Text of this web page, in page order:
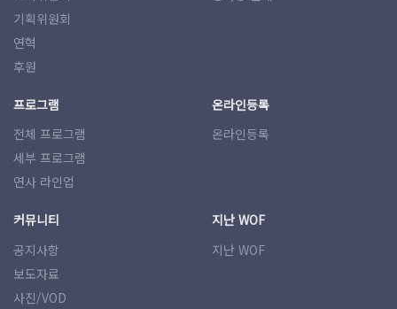
기획위원회
연혁
후원
프로그램
전체 프로그램
세부 프로그램
연사 라인업
온라인등록
온라인등록
커뮤니티
공지사항
보도자료
사진/VOD
지난 WOF
지난 WOF